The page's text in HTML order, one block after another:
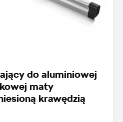
do aluminiowej
maty
krawędzią